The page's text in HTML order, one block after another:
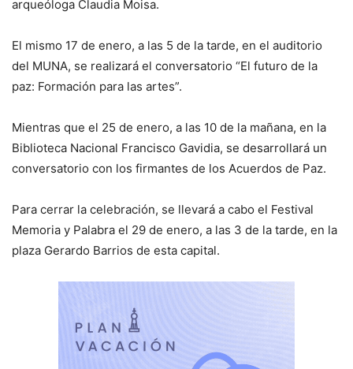
arqueóloga Claudia Moisa.
El mismo 17 de enero, a las 5 de la tarde, en el auditorio
del MUNA, se realizará el conversatorio “El futuro de la
paz: Formación para las artes”.
Mientras que el 25 de enero, a las 10 de la mañana, en la
Biblioteca Nacional Francisco Gavidia, se desarrollará un
conversatorio con los firmantes de los Acuerdos de Paz.
Para cerrar la celebración, se llevará a cabo el Festival
Memoria y Palabra el 29 de enero, a las 3 de la tarde, en la
plaza Gerardo Barrios de esta capital.